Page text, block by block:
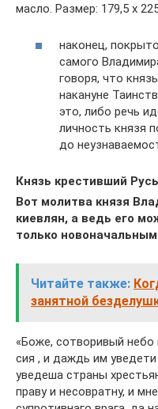
масло. Размер: 179,5 x
наконец,
самого
говоря, что
накануне
это, либо речь
личность князя
до
Князь крестивший Русь
Вот молитва князя
киевлян, а ведь его
только
Читайте также:
занятной
«Боже, сотворивый
сия , и даждь им
уведеша страны
праву и несовратну, и